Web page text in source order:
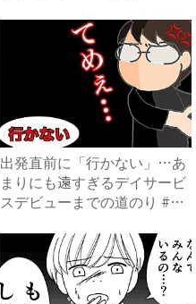
出発直前に「行かない」…あ
まりにも遠すぎるデイサービ
スデビューまでの道のり #